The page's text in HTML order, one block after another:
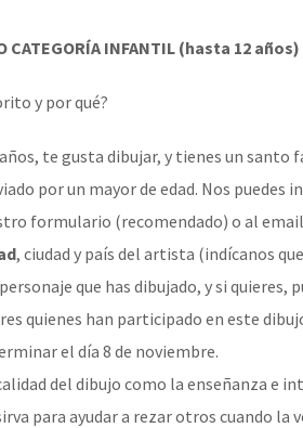
CATEGORÍA INFANTIL (hasta 12 años)
y por qué?
te gusta dibujar, y tienes un
por un mayor de edad. Nos
formulario (recomendado) o al email
, ciudad y país del artista (indícanos
que has dibujado, y si quieres,
quienes han participado en este
el día 8 de noviembre.
del dibujo como la enseñanza e
para ayudar a rezar otros cuando la